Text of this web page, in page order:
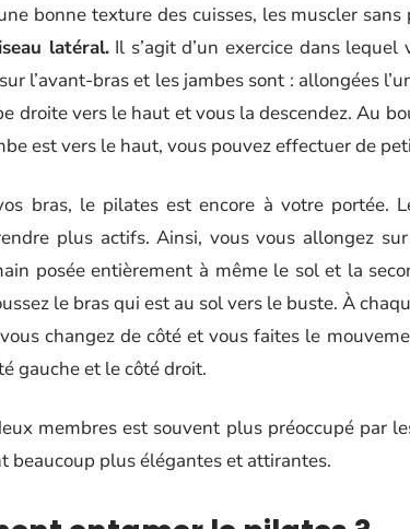
bonne texture des cuisses, les muscler
latéral.Il s’agit d’un exercice dans
l’avant-bras et les jambes sont : allongées
droite vers le haut et vous la descendez. Au
est vers le haut, vous pouvez effectuer de
bras, le pilates est encore à votre portée.
plus actifs. Ainsi, vous vous allongez
posée entièrement à même le sol et la
le bras qui est au sol vers le buste. À
changez de côté et vous faites le
gauche et le côté droit.
membres est souvent plus préoccupé par
beaucoup plus élégantes et attirantes.